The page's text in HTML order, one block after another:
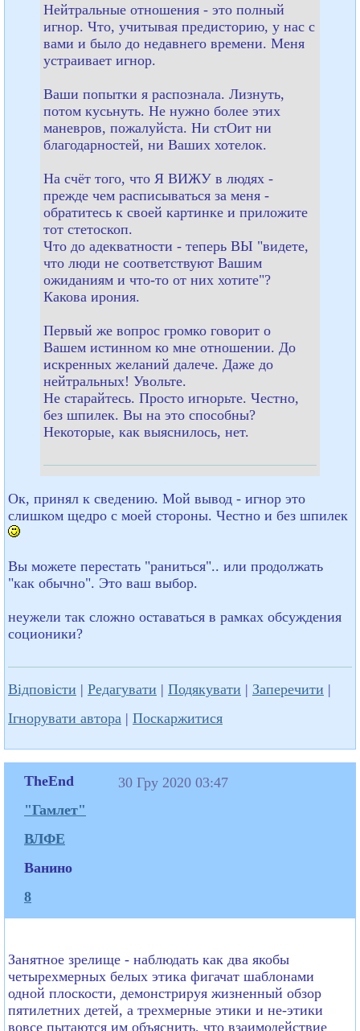
Нейтральные отношения - это полный
игнор. Что, учитывая предисторию, у нас с
вами и было до недавнего времени. Меня
устраивает игнор.
Ваши попытки я распознала. Лизнуть,
потом кусьнуть. Не нужно болеe этих
маневров, пожалуйста. Ни стОит ни
благодарностей, ни Ваших хотелок.
На счёт того, что Я ВИЖУ в людях -
прежде чем расписываться за меня -
обратитесь к своей картинке и приложите
тот стетоскоп.
Что до адекватности - теперь ВЫ "видете,
что люди не соответствуют Вашим
ожиданиям и что-то от них хотите"?
Какова ирония.
Первый же вопрос громко говорит о
Вашем истинном ко мне отношении. До
искренных желаний далече. Даже до
нейтральных! Увольте.
Не старайтесь. Просто игнорьте. Честно,
без шпилек. Вы на это способны?
Некоторые, как выяснилось, нет.
Ок, принял к сведению. Мой вывод - игнор это
слишком щедро с моей стороны. Честно и без шпилек
Вы можете перестать "раниться".. или продолжать
"как обычно". Это ваш выбор.
неужели так сложно оставаться в рамках обсуждения
соционики?
Відповісти | Редагувати | Подякувати | Заперечити |
Ігнорувати автора | Поскаржитися
TheEnd
"Гамлет"
ВЛФЕ
Ванино
8
30 Гру 2020 03:47
Занятное зрелище - наблюдать как два якобы
четырехмерных белых этика фигачат шаблонами
одной плоскости, демонстрируя жизненный обзор
пятилетних детей, а трехмерные этики и не-этики
вовсе пытаются им объяснить, что взаимодействие